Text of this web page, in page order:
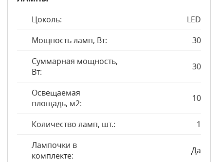
Цоколь:
LED
Мощность ламп, Вт:
30
Суммарная мощность,
Вт:
30
Освещаемая
площадь, м2:
10
Количество ламп, шт.:
1
Лампочки в
комплекте:
Да